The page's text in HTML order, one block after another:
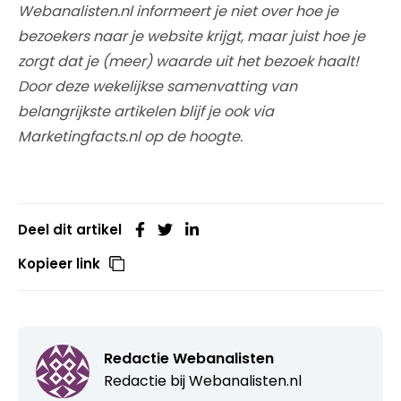
Webanalisten.nl informeert je niet over hoe je
bezoekers naar je website krijgt, maar juist hoe je
zorgt dat je (meer) waarde uit het bezoek haalt!
Door deze wekelijkse samenvatting van
belangrijkste artikelen blijf je ook via
Marketingfacts.nl op de hoogte.
Deel dit artikel
Kopieer link
Redactie Webanalisten
Redactie bijWebanalisten.nl